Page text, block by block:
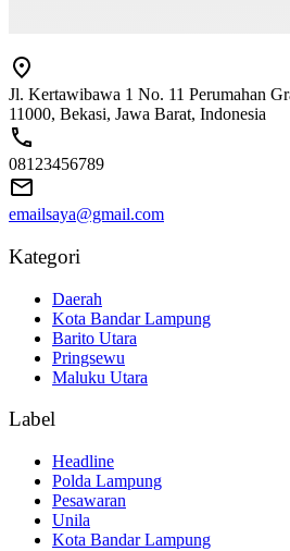
Jl. Kertawibawa 1 No. 11 Perumahan
11000, Bekasi, Jawa Barat, Indonesia
08123456789
emailsaya@gmail.com
Kategori
Daerah
Kota Bandar Lampung
Barito Utara
Pringsewu
Maluku Utara
Label
Headline
Polda Lampung
Pesawaran
Unila
Kota Bandar Lampung